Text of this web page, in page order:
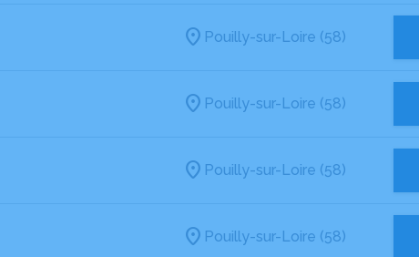
Pouilly-sur-Loire (58)
Pouilly-sur-Loire (58)
Pouilly-sur-Loire (58)
Pouilly-sur-Loire (58)